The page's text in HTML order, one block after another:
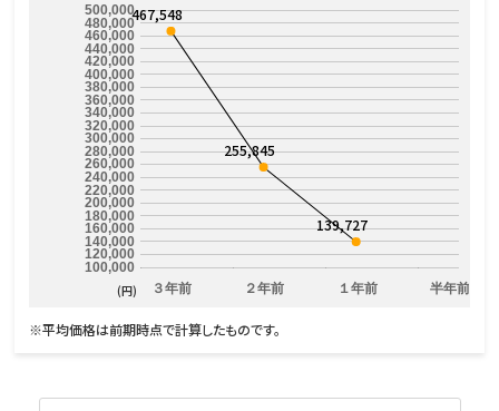
３年前 ２年前 １年前 半年前
100,000
120,000
140,000
160,000
180,000
200,000
220,000
240,000
260,000
280,000
300,000
320,000
340,000
360,000
380,000
400,000
420,000
440,000
460,000
480,000
500,000467,548
255,845
139,727
(円)
※平均価格は前期時点で計算したものです。